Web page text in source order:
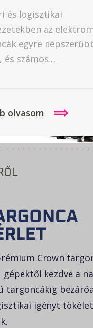
és logisztikai
az
egyre
és számos…
olvasom
Crown
gépektől kezdve a
targoncákig
igényt